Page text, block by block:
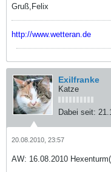
Gruß,Felix
http://www.wetteran.de
Exilfranke
Katze
Dabei seit:
20.08.2010, 23:57
AW: 16.08.2010